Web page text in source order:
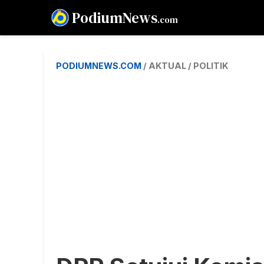
PodiumNews.com
PODIUMNEWS.COM / AKTUAL / POLITIK